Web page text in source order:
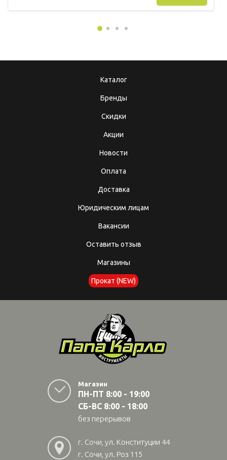
Каталог
Бренды
Скидки
Акции
Новости
Оплата
Доставка
Юридическим лицам
Вакансии
Оставить отзыв
Магазины
Прокат (NEW)
Магазин
ПН-ПТ 8:00 - 19:00
СБ-ВС 8:00 - 18:00
без перерывов
г. Сочи, ул. Конституции 44
г. Сочи, ул. Роз 115